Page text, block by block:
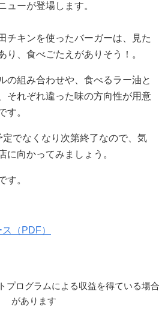
ューが登場します。
チキンを使ったバーガーは、見た
り、食べごたえがありそう！。
の組み合わせや、食べるラー油と
それぞれ違った味の方向性が用意
す。
でなくなり次第終了なので、気
に向かってみましょう。
す。
（PDF）
プログラムによる収益を得ている場合
があります